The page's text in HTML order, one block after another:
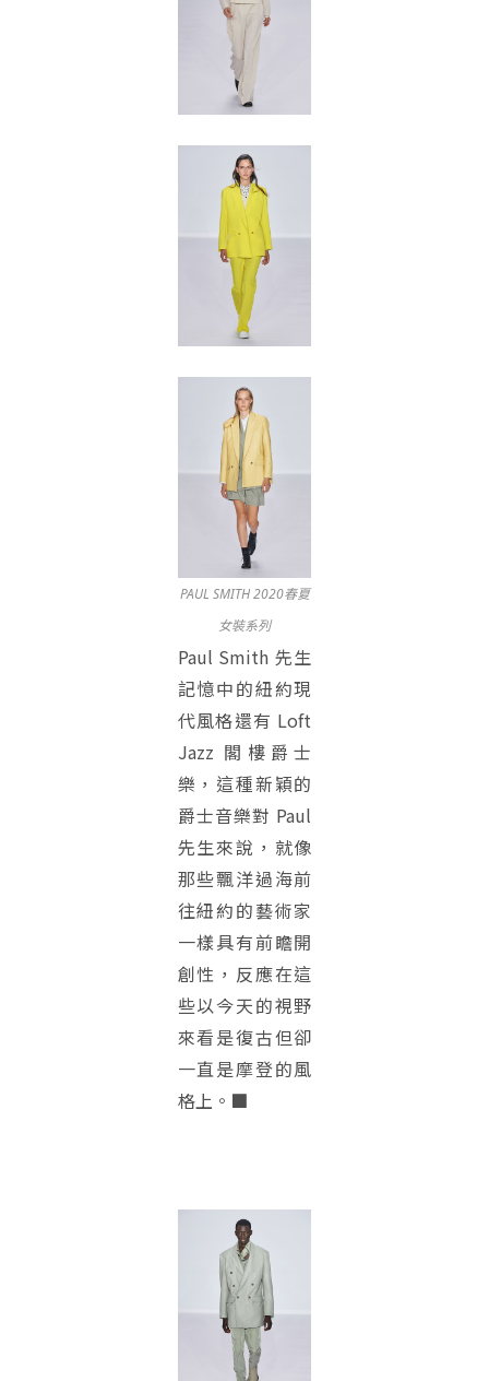
PAUL SMITH 2020春夏
女裝系列
Paul Smith 先生
記憶中的紐約現
代風格還有 Loft
Jazz 閣樓爵士
樂，這種新穎的
爵士音樂對 Paul
先生來說，就像
那些飄洋過海前
往紐約的藝術家
一樣具有前瞻開
創性，反應在這
些以今天的視野
來看是復古但卻
一直是摩登的風
格上。 ■